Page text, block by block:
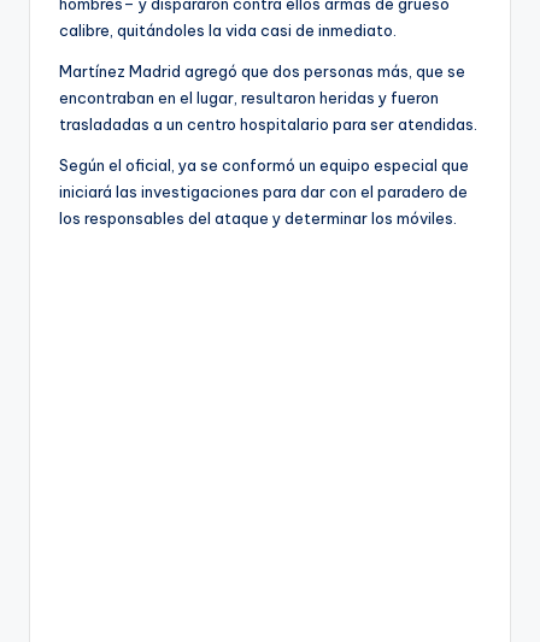
calibre, quitándoles la vida casi de inmediato.
Martínez Madrid agregó que dos personas más, que se
encontraban en el lugar, resultaron heridas y fueron
trasladadas a un centro hospitalario para ser atendidas.
Según el oficial, ya se conformó un equipo especial que
iniciará las investigaciones para dar con el paradero de
los responsables del ataque y determinar los móviles.